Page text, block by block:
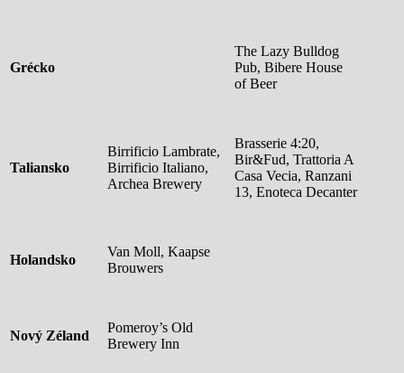
Grécko
The Lazy Bulldog
Pub, Bibere House
of Beer
Taliansko
Birrificio Lambrate,
Birrificio Italiano,
Archea Brewery
Brasserie 4:20,
Bir&Fud, Trattoria A
Casa Vecia, Ranzani
13, Enoteca Decanter
Holandsko
Van Moll, Kaapse
Brouwers
Nový Zéland
Pomeroy’s Old
Brewery Inn